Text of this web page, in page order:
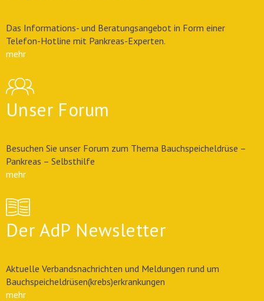
Das Informations- und Beratungsangebot in Form einer
Telefon-Hotline mit Pankreas-Experten.
mehr
Unser Forum
Besuchen Sie unser Forum zum Thema Bauchspeicheldrüse –
Pankreas – Selbsthilfe
mehr
Der AdP Newsletter
Aktuelle Verbandsnachrichten und Meldungen rund um
Bauchspeicheldrüsen(krebs)erkrankungen
mehr